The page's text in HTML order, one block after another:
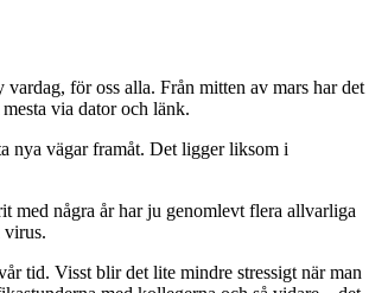
för oss alla. Från mitten av mars har det
via dator och länk.
nya vägar framåt. Det ligger liksom i
med några år har ju genomlevt flera allvarliga
virus.
tid. Visst blir det lite mindre stressigt när man